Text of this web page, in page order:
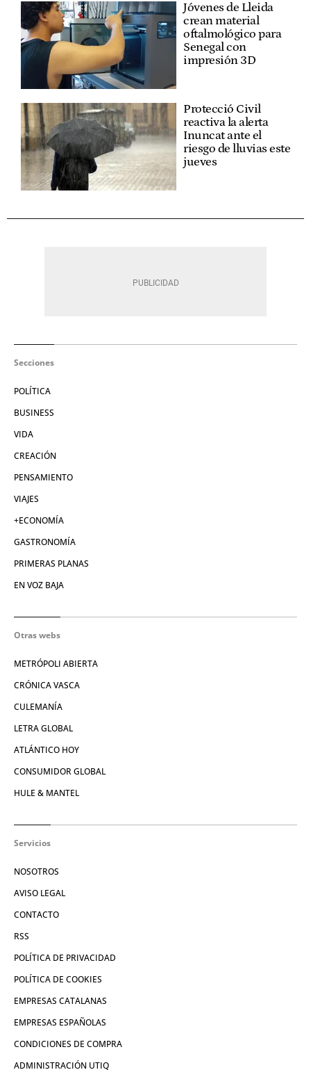
Jóvenes de Lleida
crean material
oftalmológico para
Senegal con
impresión 3D
Protecció Civil
reactiva la alerta
Inuncat ante el
riesgo de lluvias este
jueves
Secciones
POLÍTICA
BUSINESS
VIDA
CREACIÓN
PENSAMIENTO
VIAJES
+ECONOMÍA
GASTRONOMÍA
PRIMERAS PLANAS
EN VOZ BAJA
Otras webs
METRÓPOLI ABIERTA
CRÓNICA VASCA
CULEMANÍA
LETRA GLOBAL
ATLÁNTICO HOY
CONSUMIDOR GLOBAL
HULE & MANTEL
Servicios
NOSOTROS
AVISO LEGAL
CONTACTO
RSS
POLÍTICA DE PRIVACIDAD
POLÍTICA DE COOKIES
EMPRESAS CATALANAS
EMPRESAS ESPAÑOLAS
CONDICIONES DE COMPRA
ADMINISTRACIÓN UTIQ